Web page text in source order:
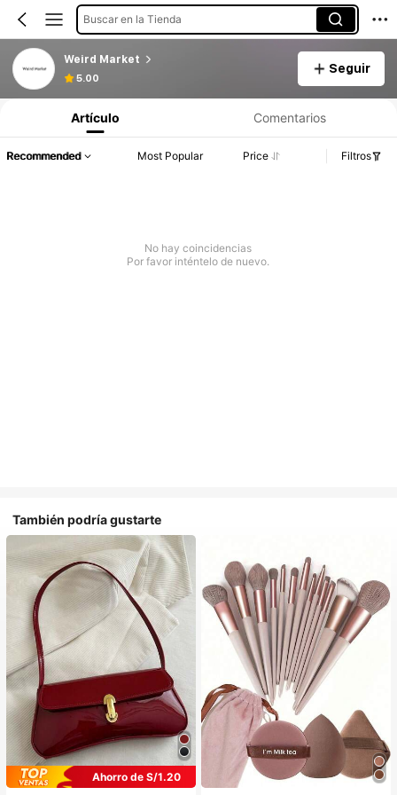
Buscar en la Tienda
Weird Market
5.00
Seguir
Artículo Comentarios
Recommended Most Popular Price Filtros
No hay coincidencias
Por favor inténtelo de nuevo.
También podría gustarte
Ahorro de S/1.20